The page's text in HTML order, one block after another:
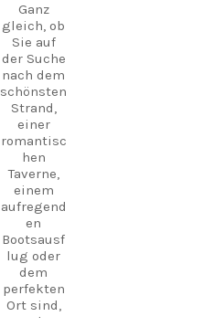
Ganz
gleich, ob
Sie auf
der Suche
nach dem
schönsten
Strand,
einer
romantisc
hen
Taverne,
einem
aufregend
en
Bootsausf
lug oder
dem
perfekten
Ort sind,
um den